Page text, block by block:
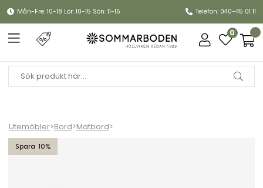
Mån-Fre: 10-18 Lör: 10-15 Sön: 11-15 Telefon: 040-45 01 11
0
Utemöbler>Bord>Matbord>
10
Lomma Elipse bord förlängningsbart 220-280x110 H73 cm -